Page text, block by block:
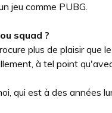
jeu comme PUBG.
squad ?
plus de plaisir que
à tel point
qui est à des années